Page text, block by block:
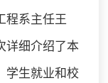
程系主任王
详细介绍了本
学生就业和校